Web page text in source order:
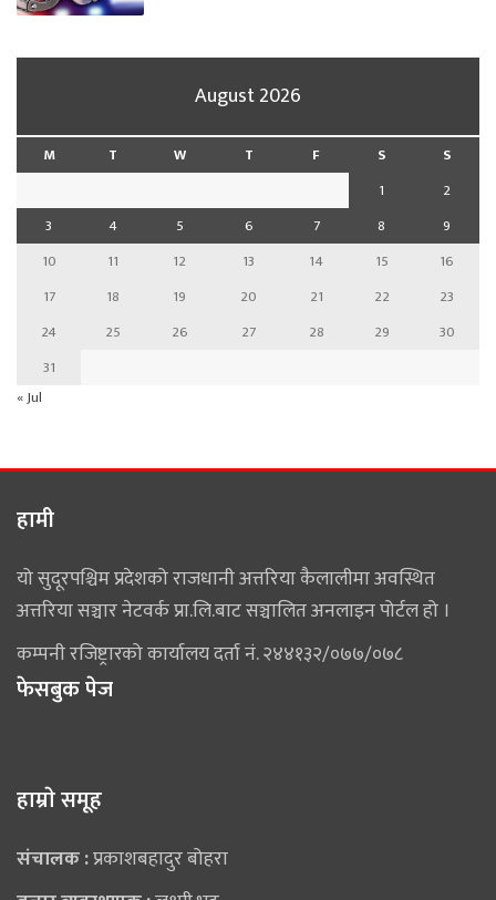
August 2026
M T W T F S
S
1
2
3
4 5 6 7 8
9
10
11 12 13 14 15
16
17
18 19 20 21 22
23
24
25 26 27 28 29
30
31
« Jul
हामी
यो सुदूरपश्चिम प्रदेशको राजधानी अत्तरिया कैलालीमा अवस्थित
अत्तरिया सञ्चार नेटवर्क प्रा.लि.बाट सञ्चालित अनलाइन पोर्टल हो ।
कम्पनी रजिष्ट्रारको कार्यालय दर्ता नं. २४४१३२/०७७/०७८
फेसबुक पेज
हाम्राे समूह
संचालक :प्रकाशबहादुर बोहरा